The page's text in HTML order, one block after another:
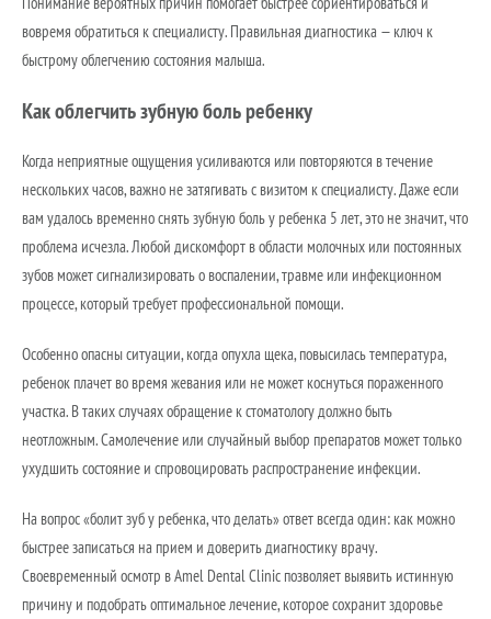
вовремя обратиться к специалисту. Правильная диагностика — ключ к
быстрому облегчению состояния малыша.
Как облегчить зубную боль ребенку
Когда неприятные ощущения усиливаются или повторяются в течение
нескольких часов, важно не затягивать с визитом к специалисту. Даже если
вам удалось временно снять зубную боль у ребенка 5 лет, это не значит, что
проблема исчезла. Любой дискомфорт в области молочных или постоянных
зубов может сигнализировать о воспалении, травме или инфекционном
процессе, который требует профессиональной помощи.
Особенно опасны ситуации, когда опухла щека, повысилась температура,
ребенок плачет во время жевания или не может коснуться пораженного
участка. В таких случаях обращение к стоматологу должно быть
неотложным. Самолечение или случайный выбор препаратов может только
ухудшить состояние и спровоцировать распространение инфекции.
На вопрос «болит зуб у ребенка, что делать» ответ всегда один: как можно
быстрее записаться на прием и доверить диагностику врачу.
Своевременный осмотр в Amel Dental Clinic позволяет выявить истинную
причину и подобрать оптимальное лечение, которое сохранит здоровье